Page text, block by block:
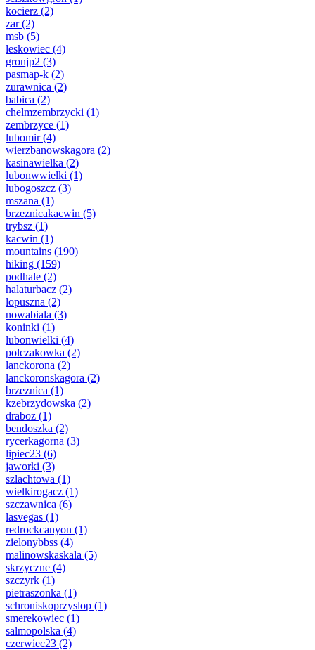
kocierz (2)
zar(2)
msb (5)
leskowiec (4)
gronjp2 (3)
pasmap-k (2)
zurawnica (2)
babica (2)
chelmzembrzycki (1)
zembrzyce (1)
lubomir(4)
wierzbanowskagora (2)
kasinawielka (2)
lubonwwielki (1)
lubogoszcz (3)
mszana (1)
brzeznicakacwin (5)
trybsz (1)
kacwin (1)
mountains (190)
hiking (159)
podhale (2)
halaturbacz (2)
lopuszna (2)
nowabiala (3)
koninki (1)
lubonwielki (4)
polczakowka (2)
lanckorona (2)
lanckoronskagora (2)
brzeznica (1)
kzebrzydowska (2)
draboz (1)
bendoszka (2)
rycerkagorna (3)
lipiec23 (6)
jaworki (3)
szlachtowa (1)
wielkirogacz (1)
szczawnica (6)
lasvegas (1)
redrockcanyon (1)
zielonybbss (4)
malinowskaskala (5)
skrzyczne (4)
szczyrk (1)
pietraszonka (1)
schroniskoprzyslop (1)
smerekowiec (1)
salmopolska (4)
czerwiec23 (2)